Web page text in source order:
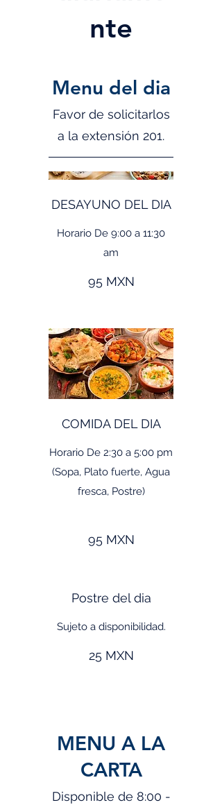
nte
Menu del dia
Favor de solicitarlos
DESAYUNO DEL DIA
Horario De 9:00 a 11:30
am
95 MXN
COMIDA DEL DIA
Horario De 2:30 a 5:00 pm
(Sopa, Plato fuerte, Agua
fresca, Postre)
95 MXN
Postre del dia
Sujeto a disponibilidad.
25 MXN
MENU A LA
CARTA
Disponible de 8:00 -